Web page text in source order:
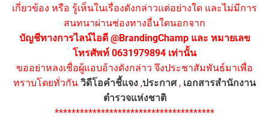
เกี่ยวข้อง หรือ รู้เห็นในเรื่องดังกล่าวแต่อย่างใด และไม่มีการ
สนทนาผ่านช่องทางอื่นใดนอกจาก
บัญชีทางการไลน์ไอดี @BrandingChamp และ หมายเลข
โทรศัพท์ 0631979894 เท่านั้น
ขออย่าหลงเชื่อผู้แอบอ้างดังกล่าว จึงประชาสัมพันธ์มาเพื่อ
ทราบโดยทั่วกัน วิดีโอคำชี้แจง ,ประกาศ, เอกสารสำนักงาน
ตำรวจแห่งชาติ
**************************************